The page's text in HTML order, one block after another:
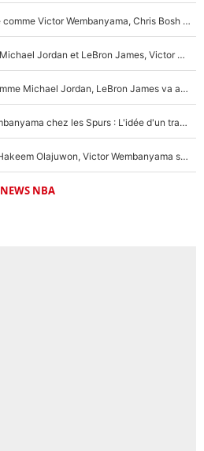
NBA - Victime d'une thrombose comme Victor Wembanyama, Chris Bosh prévient le Français des risques sur sa santé : «J’ai failli mourir sur le coup et j’ai été ramené à la vie»
De la NBA au cinéma : Comme Michael Jordan et LeBron James, Victor Wembanyama rêve d'une carrière d'acteur !
The Last Dance sur Netflix : Comme Michael Jordan, LeBron James va avoir le droit à sa série !
Stephen Curry avec Victor Wembanyama chez les Spurs : L'idée d'un trade historique est lancée en NBA !
NBA : Aux côtés de la légende Hakeem Olajuwon, Victor Wembanyama se mue en mentor pour la nouvelle génération : «Tu dois leur imposer ce standard»
NEWS NBA